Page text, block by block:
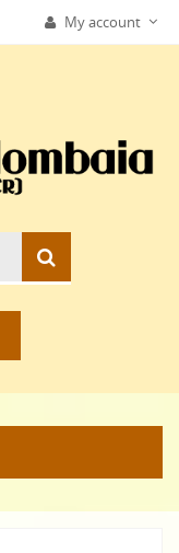
My account